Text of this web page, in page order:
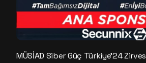
MÜSİAD Siber Güç Türkiye’24 Zirvesi